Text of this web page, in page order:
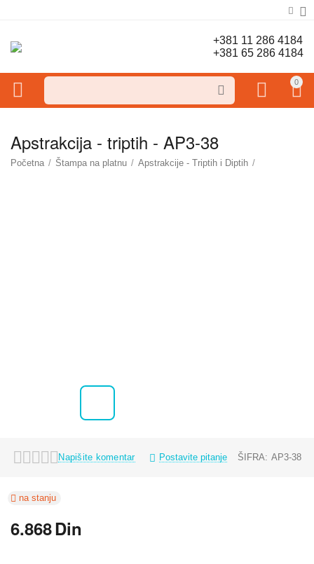
+381 11 286 4184
+381 65 286 4184
0
Apstrakcija - triptih - AP3-38
Početna / Štampa na platnu / Apstrakcije - Triptih i Diptih /
Napišite komentar Postavite pitanje ŠIFRA: AP3-38
na stanju
6.868Din